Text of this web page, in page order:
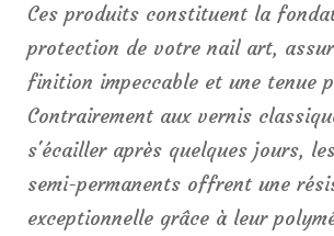
Ces produits constituent la
protection de votre nail art,
finition impeccable et une tenue
Contrairement aux vernis
s'écailler après quelques jours,
semi-permanents offrent une
exceptionnelle grâce à leur